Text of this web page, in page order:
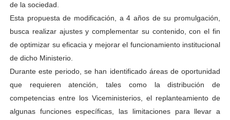
de la sociedad.
Esta propuesta de modificación, a 4 años de su promulgación,
busca realizar ajustes y complementar su contenido, con el fin
de optimizar su eficacia y mejorar el funcionamiento institucional
de dicho Ministerio.
Durante este periodo, se han identificado áreas de oportunidad
que requieren atención, tales como la distribución de
competencias entre los Viceministerios, el replanteamiento de
algunas funciones específicas, las limitaciones para llevar a